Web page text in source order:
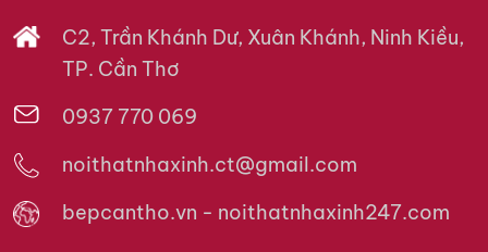
C2, Trần Khánh Dư, Xuân Khánh, Ninh Kiều,
TP. Cần Thơ
0937 770 069
noithatnhaxinh.ct@gmail.com
bepcantho.vn - noithatnhaxinh247.com